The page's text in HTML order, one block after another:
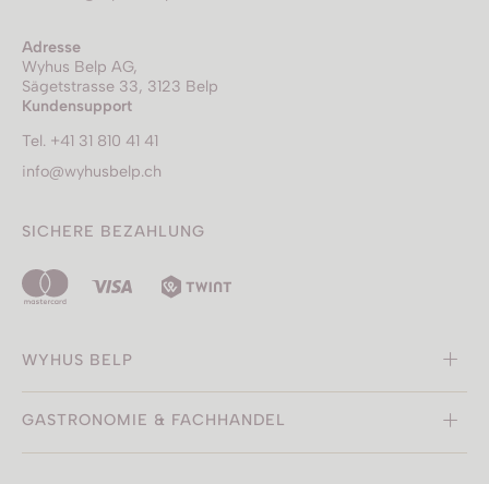
Adresse
Wyhus Belp AG,
Sägetstrasse 33, 3123 Belp
Kundensupport
Tel. +41 31 810 41 41
info@wyhusbelp.ch
SICHERE BEZAHLUNG
WYHUS BELP
GASTRONOMIE & FACHHANDEL